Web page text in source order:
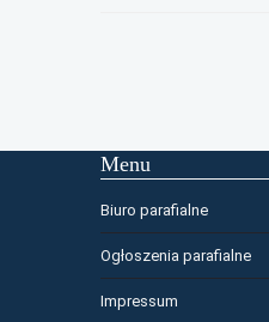
Menu
Biuro parafialne
Ogłoszenia parafialne
Impressum